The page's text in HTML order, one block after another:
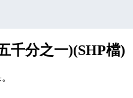
千分之一)(SHP檔)